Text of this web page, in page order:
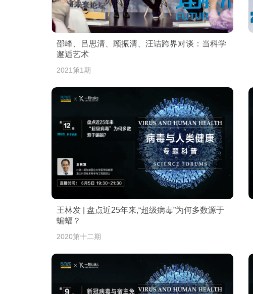
邵峰、吕思清、顾振清、汪诘跨界对谈：当科学
邂逅艺术
2021第1期
王林发 | 盘点近25年来,“超级病毒”为何多数源于
蝙蝠？
2020第十二期